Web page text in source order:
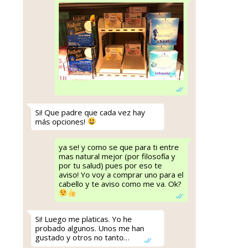
Si! Que padre que cada vez hay
más opciones!
ya se! y como se que para ti entre
mas natural mejor (por filosofía y
por tu salud) pues por eso te
aviso! Yo voy a comprar uno para el
cabello y te aviso como me va. Ok?
Si! Luego me platicas. Yo he
probado algunos. Unos me han
gustado y otros no tanto…